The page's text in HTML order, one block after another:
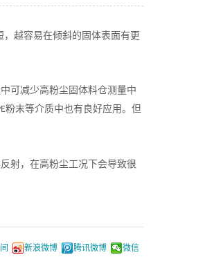
越容易在倾斜的固体表面有更
可减少高粉尘固体料仓测量中
粉末等介质中也有良好应用。但
射，在高粉尘工况下会导致很
新浪微博 腾讯微博 微信